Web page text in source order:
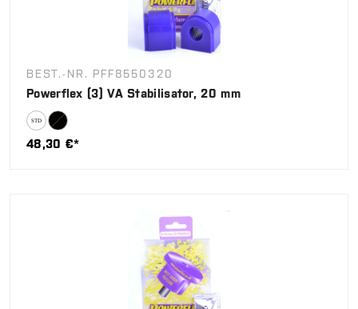
BEST.-NR. PFF8550320
Powerflex (3) VA Stabilisator, 20 mm
48,30 €*